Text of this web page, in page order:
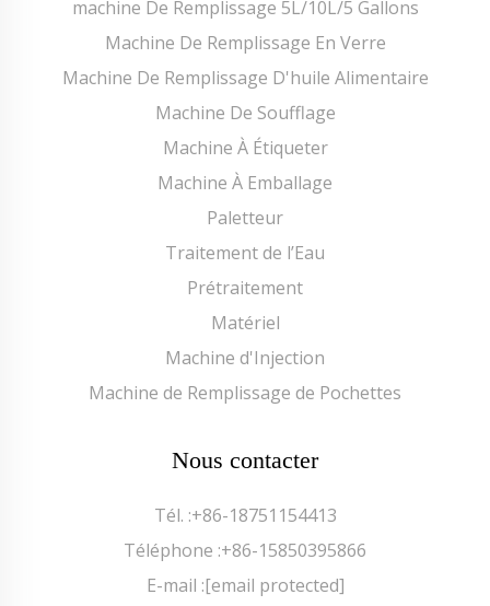
machine De Remplissage 5L/10L/5 Gallons
Machine De Remplissage En Verre
Machine De Remplissage D'huile Alimentaire
Machine De Soufflage
Machine À Étiqueter
Machine À Emballage
Paletteur
Traitement de l’Eau
Prétraitement
Matériel
Machine d'Injection
Machine de Remplissage de Pochettes
Nous contacter
Tél. :+86-18751154413
Téléphone :+86-15850395866
E-mail :[email protected]